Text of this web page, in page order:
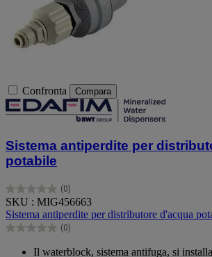
Confronta Compara
Sistema antiperdite per
potabile
(0)
0.0
su
5
stelle.
SKU : MIG456663
Sistema antiperdite per distributore d'acqua
(0)
0.0
Il waterblock, sistema antifuga, si